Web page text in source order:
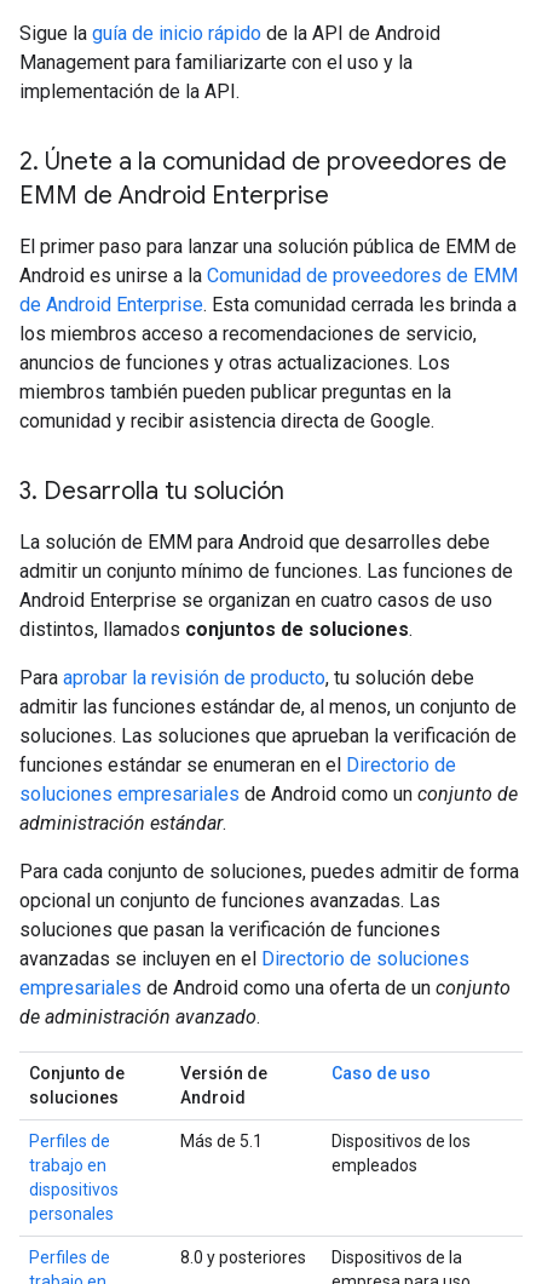
Sigue la guía de inicio rápido de la API de Android
Management para familiarizarte con el uso y la
implementación de la API.
2. Únete a la comunidad de proveedores de
EMM de Android Enterprise
El primer paso para lanzar una solución pública de EMM de
Android es unirse a la Comunidad de proveedores de EMM
de Android Enterprise. Esta comunidad cerrada les brinda a
los miembros acceso a recomendaciones de servicio,
anuncios de funciones y otras actualizaciones. Los
miembros también pueden publicar preguntas en la
comunidad y recibir asistencia directa de Google.
3. Desarrolla tu solución
La solución de EMM para Android que desarrolles debe
admitir un conjunto mínimo de funciones. Las funciones de
Android Enterprise se organizan en cuatro casos de uso
distintos, llamados conjuntos de soluciones.
Para aprobar la revisión de producto, tu solución debe
admitir las funciones estándar de, al menos, un conjunto de
soluciones. Las soluciones que aprueban la verificación de
funciones estándar se enumeran en el Directorio de
soluciones empresariales de Android como un conjunto de
administración estándar.
Para cada conjunto de soluciones, puedes admitir de forma
opcional un conjunto de funciones avanzadas. Las
soluciones que pasan la verificación de funciones
avanzadas se incluyen en el Directorio de soluciones
empresariales de Android como una oferta de un conjunto
de administración avanzado.
Conjunto de
soluciones
Versión de
Android
Caso de uso
Perfiles de
trabajo en
dispositivos
personales
Más de 5.1
Dispositivos de los
empleados
Perfiles de
8.0 y posteriores
Dispositivos de la